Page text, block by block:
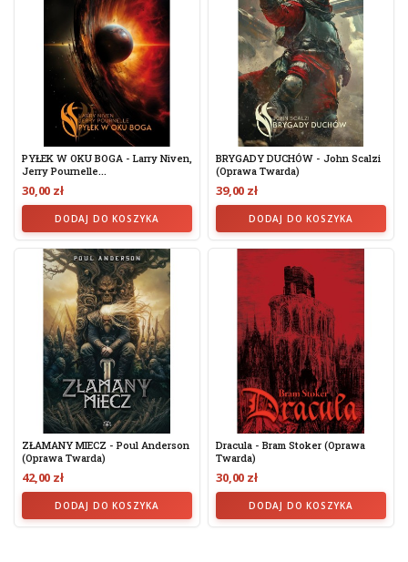
PYŁEK W OKU BOGA - Larry Niven,
Jerry Pournelle...
30,00 zł
DODAJ DO KOSZYKA
BRYGADY DUCHÓW - John Scalzi
(oprawa Twarda)
39,00 zł
DODAJ DO KOSZYKA
ZŁAMANY MIECZ - Poul Anderson
(oprawa Twarda)
42,00 zł
DODAJ DO KOSZYKA
Dracula - Bram Stoker (oprawa
Twarda)
30,00 zł
DODAJ DO KOSZYKA